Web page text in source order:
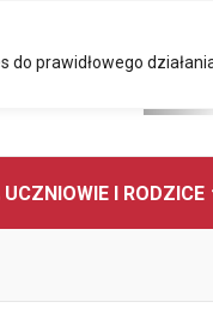
prawidłowego
UCZNIOWIE I RODZICE